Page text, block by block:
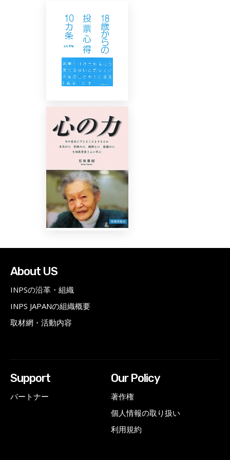
About US
INPSの沿革・組織
INPS JAPANの組織概要
取材網・活動内容
Support
パートナー
Our Policy
著作権
個人情報の取り扱い
利用規約